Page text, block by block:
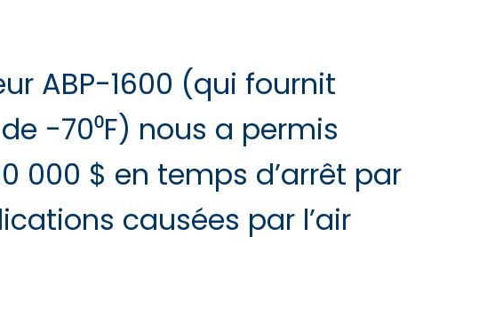
ABP-1600 (qui fournit
-70⁰F) nous a permis
000 $ en temps d’arrêt par
causées par l’air